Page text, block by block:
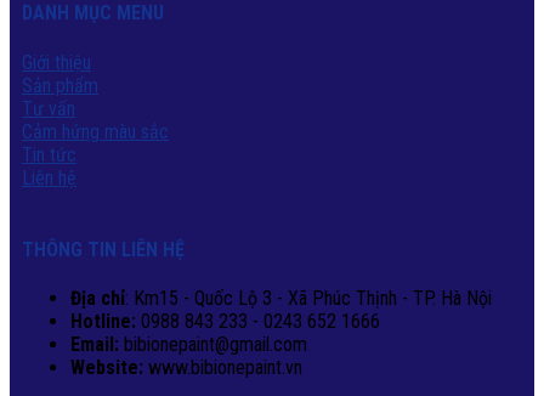
DANH MỤC MENU
Giới thiệu
Sản phẩm
Tư vấn
Cảm hứng màu sắc
Tin tức
Liên hệ
THÔNG TIN LIÊN HỆ
Địa chỉ: Km15 - Quốc Lộ 3 - Xã Phúc Thịnh - TP. Hà Nội
Hotline: 0988 843 233 - 0243 652 1666
Email: bibionepaint@gmail.com
Website: www.bibionepaint.vn